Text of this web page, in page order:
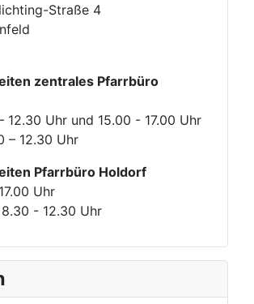
Straße 4
zentrales Pfarrbüro
12.30 Uhr und 15.00 - 17.00 Uhr
– 12.30 Uhr
Pfarrbüro Holdorf
Uhr
- 12.30 Uhr